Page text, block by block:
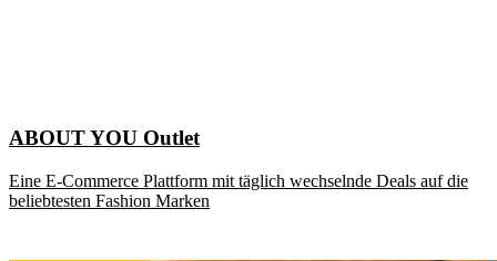
ABOUT YOU Outlet
Eine E-Commerce Plattform mit täglich wechselnde Deals auf die
beliebtesten Fashion Marken